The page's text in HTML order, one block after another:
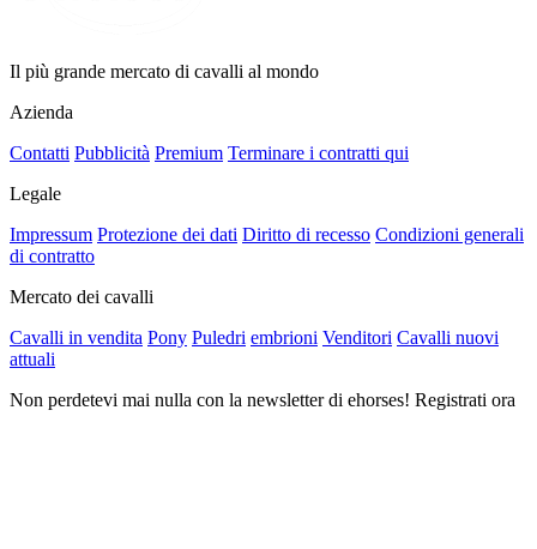
Il più grande mercato di cavalli al mondo
Azienda
Contatti Pubblicità Premium Terminare i contratti qui
Legale
Impressum Protezione dei dati Diritto di recesso Condizioni generali
di contratto
Mercato dei cavalli
Cavalli in vendita Pony Puledri embrioni Venditori Cavalli nuovi
attuali
Non perdetevi mai nulla con la newsletter di ehorses! Registrati ora